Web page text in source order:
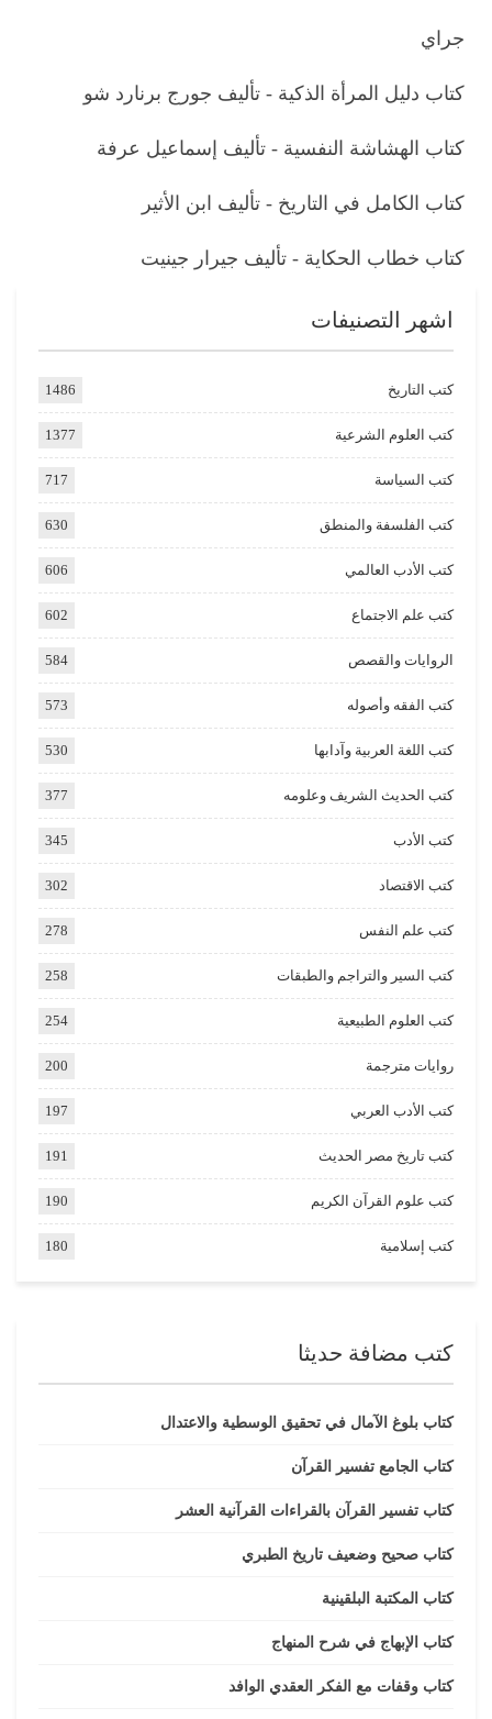
جراي
كتاب دليل المرأة الذكية - تأليف جورج برنارد شو
كتاب الهشاشة النفسية - تأليف إسماعيل عرفة
كتاب الكامل في التاريخ - تأليف ابن الأثير
كتاب خطاب الحكاية - تأليف جيرار جينيت
اشهر التصنيفات
كتب التاريخ 1486
كتب العلوم الشرعية 1377
كتب السياسة 717
كتب الفلسفة والمنطق 630
كتب الأدب العالمي 606
كتب علم الاجتماع 602
الروايات والقصص 584
كتب الفقه وأصوله 573
كتب اللغة العربية وآدابها 530
كتب الحديث الشريف وعلومه 377
كتب الأدب 345
كتب الاقتصاد 302
كتب علم النفس 278
كتب السير والتراجم والطبقات 258
كتب العلوم الطبيعية 254
روايات مترجمة 200
كتب الأدب العربي 197
كتب تاريخ مصر الحديث 191
كتب علوم القرآن الكريم 190
كتب إسلامية 180
كتب مضافة حديثا
كتاب بلوغ الآمال في تحقيق الوسطية والاعتدال
كتاب الجامع تفسير القرآن
كتاب تفسير القرآن بالقراءات القرآنية العشر
كتاب صحيح وضعيف تاريخ الطبري
كتاب المكتبة البلقينية
كتاب الإبهاج في شرح المنهاج
كتاب وقفات مع الفكر العقدي الوافد